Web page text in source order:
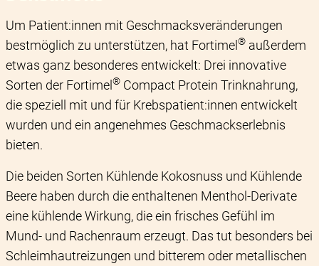
Um Patient:innen mit Geschmacksveränderungen
bestmöglich zu unterstützen, hat Fortimel® außerdem
etwas ganz besonderes entwickelt: Drei innovative
Sorten der Fortimel® Compact Protein Trinknahrung,
die speziell mit und für Krebspatient:innen entwickelt
wurden und ein angenehmes Geschmackserlebnis
bieten.
Die beiden Sorten Kühlende Kokosnuss und Kühlende
Beere haben durch die enthaltenen Menthol-Derivate
eine kühlende Wirkung, die ein frisches Gefühl im
Mund- und Rachenraum erzeugt. Das tut besonders bei
Schleimhautreizungen und bitterem oder metallischen